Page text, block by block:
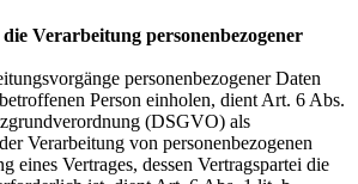
Verarbeitung personenbezogener
personenbezogener Daten
Person einholen, dient Art. 6 Abs.
(DSGVO) als
Verarbeitung von personenbezogenen
eines Vertrages, dessen Vertragspartei die